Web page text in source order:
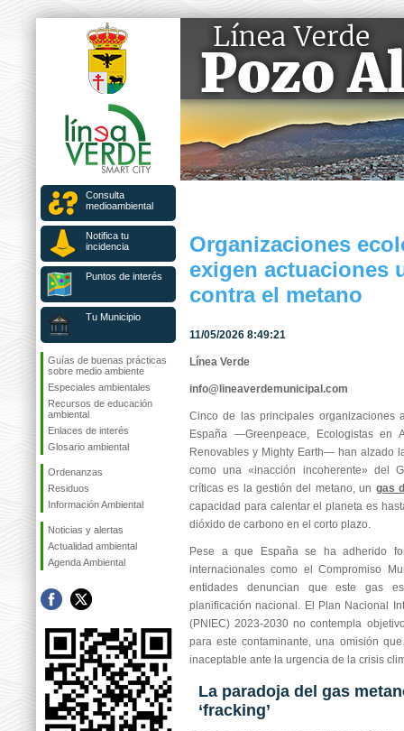
Consulta
medioambiental
Notifica tu
incidencia
Puntos de interés
Tu Municipio
Guías de buenas prácticas
sobre medio ambiente
Especiales ambientales
Recursos de educación
ambiental
Enlaces de interés
Glosario ambiental
Ordenanzas
Residuos
Información Ambiental
Noticias y alertas
Actualidad ambiental
Agenda Ambiental
Organizaciones
exigen actuaciones
contra el metano
11/05/2026 8:49:21
Línea Verde
info@lineaverdemunicipal.com
Cinco de las principales organizaciones
España —Greenpeace, Ecologistas en
Renovables y Mighty Earth— han alzado
como una «inacción incoherente» del
críticas es la gestión del metano, un gas
capacidad para calentar el planeta es
dióxido de carbono en el corto plazo.
Pese a que España se ha adherido
internacionales como el Compromiso
entidades denuncian que este gas
planificación nacional. El Plan Nacional
(PNIEC) 2023-2030 no contempla
para este contaminante, una omisión
inaceptable ante la urgencia de la crisis
La paradoja del gas
‘fracking’